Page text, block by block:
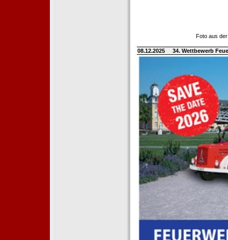
Foto aus
08.12.2025 34. Wettbewerb